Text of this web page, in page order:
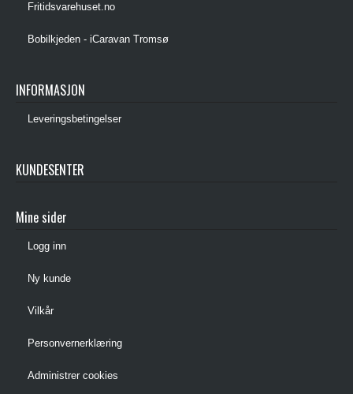
Fritidsvarehuset.no
Bobilkjeden - iCaravan Tromsø
INFORMASJON
Leveringsbetingelser
KUNDESENTER
Mine sider
Logg inn
Ny kunde
Vilkår
Personvernerklæring
Administrer cookies